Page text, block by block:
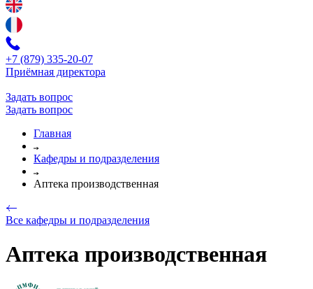
+7 (879) 335-20-07
Приёмная директора
Задать вопрос
Задать вопрос
Главная
Кафедры и подразделения
Аптека производственная
Все кафедры и подразделения
Аптека производственная